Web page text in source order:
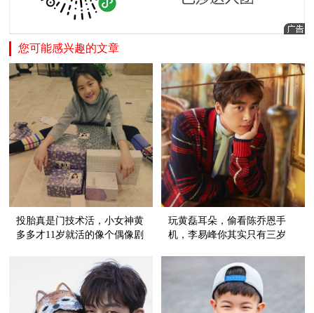
您可能感兴趣的文章
投胎真是门技术活，小女神黄
多多才11岁就活的像个偶像剧
玩黄磊耳朵，偷看陈乔恩手
机，李易峰你其实只有三岁